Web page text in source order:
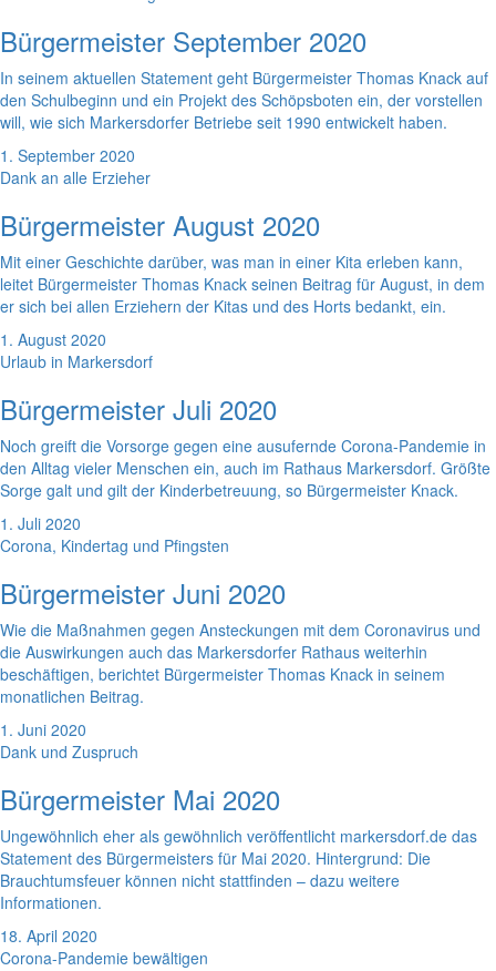
Bürgermeister September 2020
In seinem aktuellen Statement geht Bürgermeister Thomas Knack auf
den Schulbeginn und ein Projekt des Schöpsboten ein, der vorstellen
will, wie sich Markersdorfer Betriebe seit 1990 entwickelt haben.
1. September 2020
Dank an alle Erzieher
Bürgermeister August 2020
Mit einer Geschichte darüber, was man in einer Kita erleben kann,
leitet Bürgermeister Thomas Knack seinen Beitrag für August, in dem
er sich bei allen Erziehern der Kitas und des Horts bedankt, ein.
1. August 2020
Urlaub in Markersdorf
Bürgermeister Juli 2020
Noch greift die Vorsorge gegen eine ausufernde Corona-Pandemie in
den Alltag vieler Menschen ein, auch im Rathaus Markersdorf. Größte
Sorge galt und gilt der Kinderbetreuung, so Bürgermeister Knack.
1. Juli 2020
Corona, Kindertag und Pfingsten
Bürgermeister Juni 2020
Wie die Maßnahmen gegen Ansteckungen mit dem Coronavirus und
die Auswirkungen auch das Markersdorfer Rathaus weiterhin
beschäftigen, berichtet Bürgermeister Thomas Knack in seinem
monatlichen Beitrag.
1. Juni 2020
Dank und Zuspruch
Bürgermeister Mai 2020
Ungewöhnlich eher als gewöhnlich veröffentlicht markersdorf.de das
Statement des Bürgermeisters für Mai 2020. Hintergrund: Die
Brauchtumsfeuer können nicht stattfinden – dazu weitere
Informationen.
18. April 2020
Corona-Pandemie bewältigen